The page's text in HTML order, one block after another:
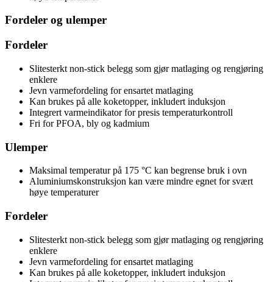
Fordeler og ulemper
Fordeler
Slitesterkt non-stick belegg som gjør matlaging og rengjøring
enklere
Jevn varmefordeling for ensartet matlaging
Kan brukes på alle koketopper, inkludert induksjon
Integrert varmeindikator for presis temperaturkontroll
Fri for PFOA, bly og kadmium
Ulemper
Maksimal temperatur på 175 °C kan begrense bruk i ovn
Aluminiumskonstruksjon kan være mindre egnet for svært
høye temperaturer
Fordeler
Slitesterkt non-stick belegg som gjør matlaging og rengjøring
enklere
Jevn varmefordeling for ensartet matlaging
Kan brukes på alle koketopper, inkludert induksjon